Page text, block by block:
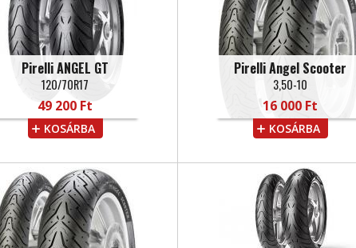
Pirelli ANGEL GT
120/70R17
49 200 Ft
KOSÁRBA
Pirelli Angel Scooter
3,50-10
16 000 Ft
KOSÁRBA